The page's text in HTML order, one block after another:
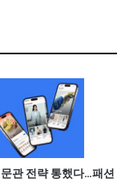
관 전략 통했다…패션